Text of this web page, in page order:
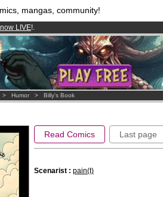
mangas, community!
LIVE!.
and 1208comics & mangas!.
from3.95 euros per month !Get membership now
> Humor > Billy's Book
Read Comics Last page
Scenarist : pain(t)